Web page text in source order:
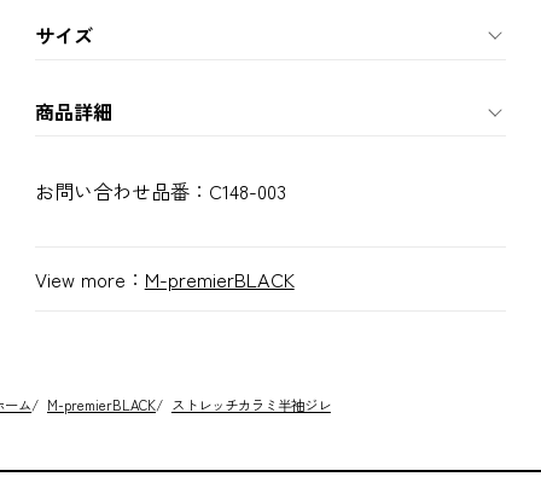
サイズ
商品詳細
お問い合わせ品番： C148-003
View more： M-premierBLACK
ーム/ M-premierBLACK/ ストレッチカラミ半袖ジレ